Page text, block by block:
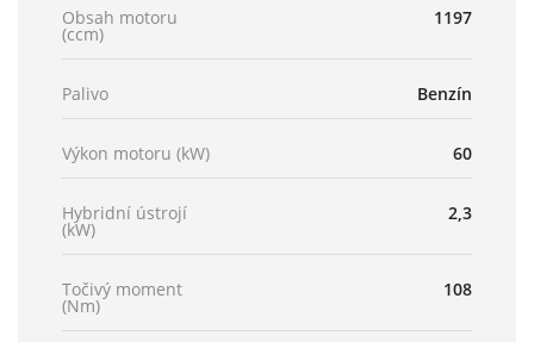
Obsah motoru
(ccm)
1197
Palivo Benzín
Výkon motoru (kW) 60
Hybridní ústrojí
(kW)
2,3
Točivý moment
(Nm)
108